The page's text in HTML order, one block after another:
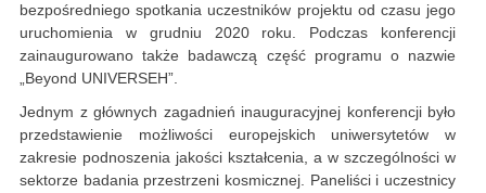
bezpośredniego spotkania uczestników projektu od czasu jego
uruchomienia w grudniu 2020 roku. Podczas konferencji
zainaugurowano także badawczą część programu o nazwie
„Beyond UNIVERSEH”.
Jednym z głównych zagadnień inauguracyjnej konferencji było
przedstawienie możliwości europejskich uniwersytetów w
zakresie podnoszenia jakości kształcenia, a w szczególności w
sektorze badania przestrzeni kosmicznej. Paneliści i uczestnicy